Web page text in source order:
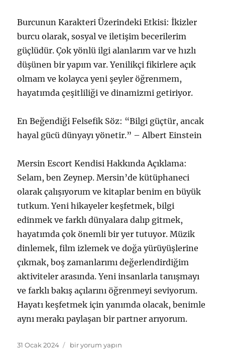
Burcunun Karakteri Üzerindeki Etkisi: İkizler
burcu olarak, sosyal ve iletişim becerilerim
güçlüdür. Çok yönlü ilgi alanlarım var ve hızlı
düşünen bir yapım var. Yenilikçi fikirlere açık
olmam ve kolayca yeni şeyler öğrenmem,
hayatımda çeşitliliği ve dinamizmi getiriyor.
En Beğendiği Felsefik Söz: “Bilgi güçtür, ancak
hayal gücü dünyayı yönetir.” – Albert Einstein
Mersin Escort Kendisi Hakkında Açıklama:
Selam, ben Zeynep. Mersin’de kütüphaneci
olarak çalışıyorum ve kitaplar benim en büyük
tutkum. Yeni hikayeler keşfetmek, bilgi
edinmek ve farklı dünyalara dalıp gitmek,
hayatımda çok önemli bir yer tutuyor. Müzik
dinlemek, film izlemek ve doğa yürüyüşlerine
çıkmak, boş zamanlarımı değerlendirdiğim
aktiviteler arasında. Yeni insanlarla tanışmayı
ve farklı bakış açılarını öğrenmeyi seviyorum.
Hayatı keşfetmek için yanımda olacak, benimle
aynı merakı paylaşan bir partner arıyorum.
Yayın
31 Ocak 2024
Mersin
bir yorum yapın